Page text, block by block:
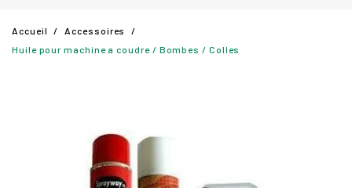
Accueil
Accessoires
Huile pour machine a coudre / Bombes / Colles